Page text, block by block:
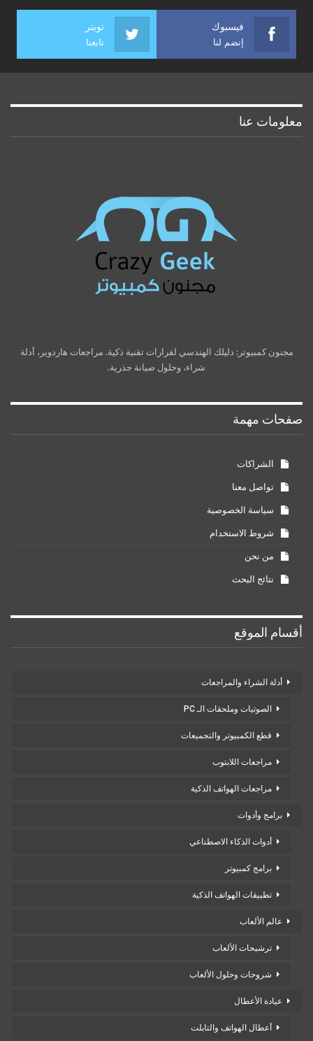
فيسبوك
إنضم لنا
تويتر
تابعنا
معلومات عنا
مجنون كمبيوتر: دليلك الهندسي لقرارات تقنية ذكية. مراجعات هاردوير، أدلة
شراء، وحلول صيانة جذرية.
صفحات مهمة
الشراكات
تواصل معنا
سياسة الخصوصية
شروط الاستخدام
من نحن
نتائج البحث
أقسام الموقع
أدلة الشراء والمراجعات
الصوتيات وملحقات الـ PC
قطع الكمبيوتر والتجميعات
مراجعات اللابتوب
مراجعات الهواتف الذكية
برامج وأدوات
أدوات الذكاء الاصطناعي
برامج كمبيوتر
تطبيقات الهواتف الذكية
عالم الألعاب
ترشيحات الألعاب
شروحات وحلول الألعاب
عيادة الأعطال
أعطال الهواتف والتابلت